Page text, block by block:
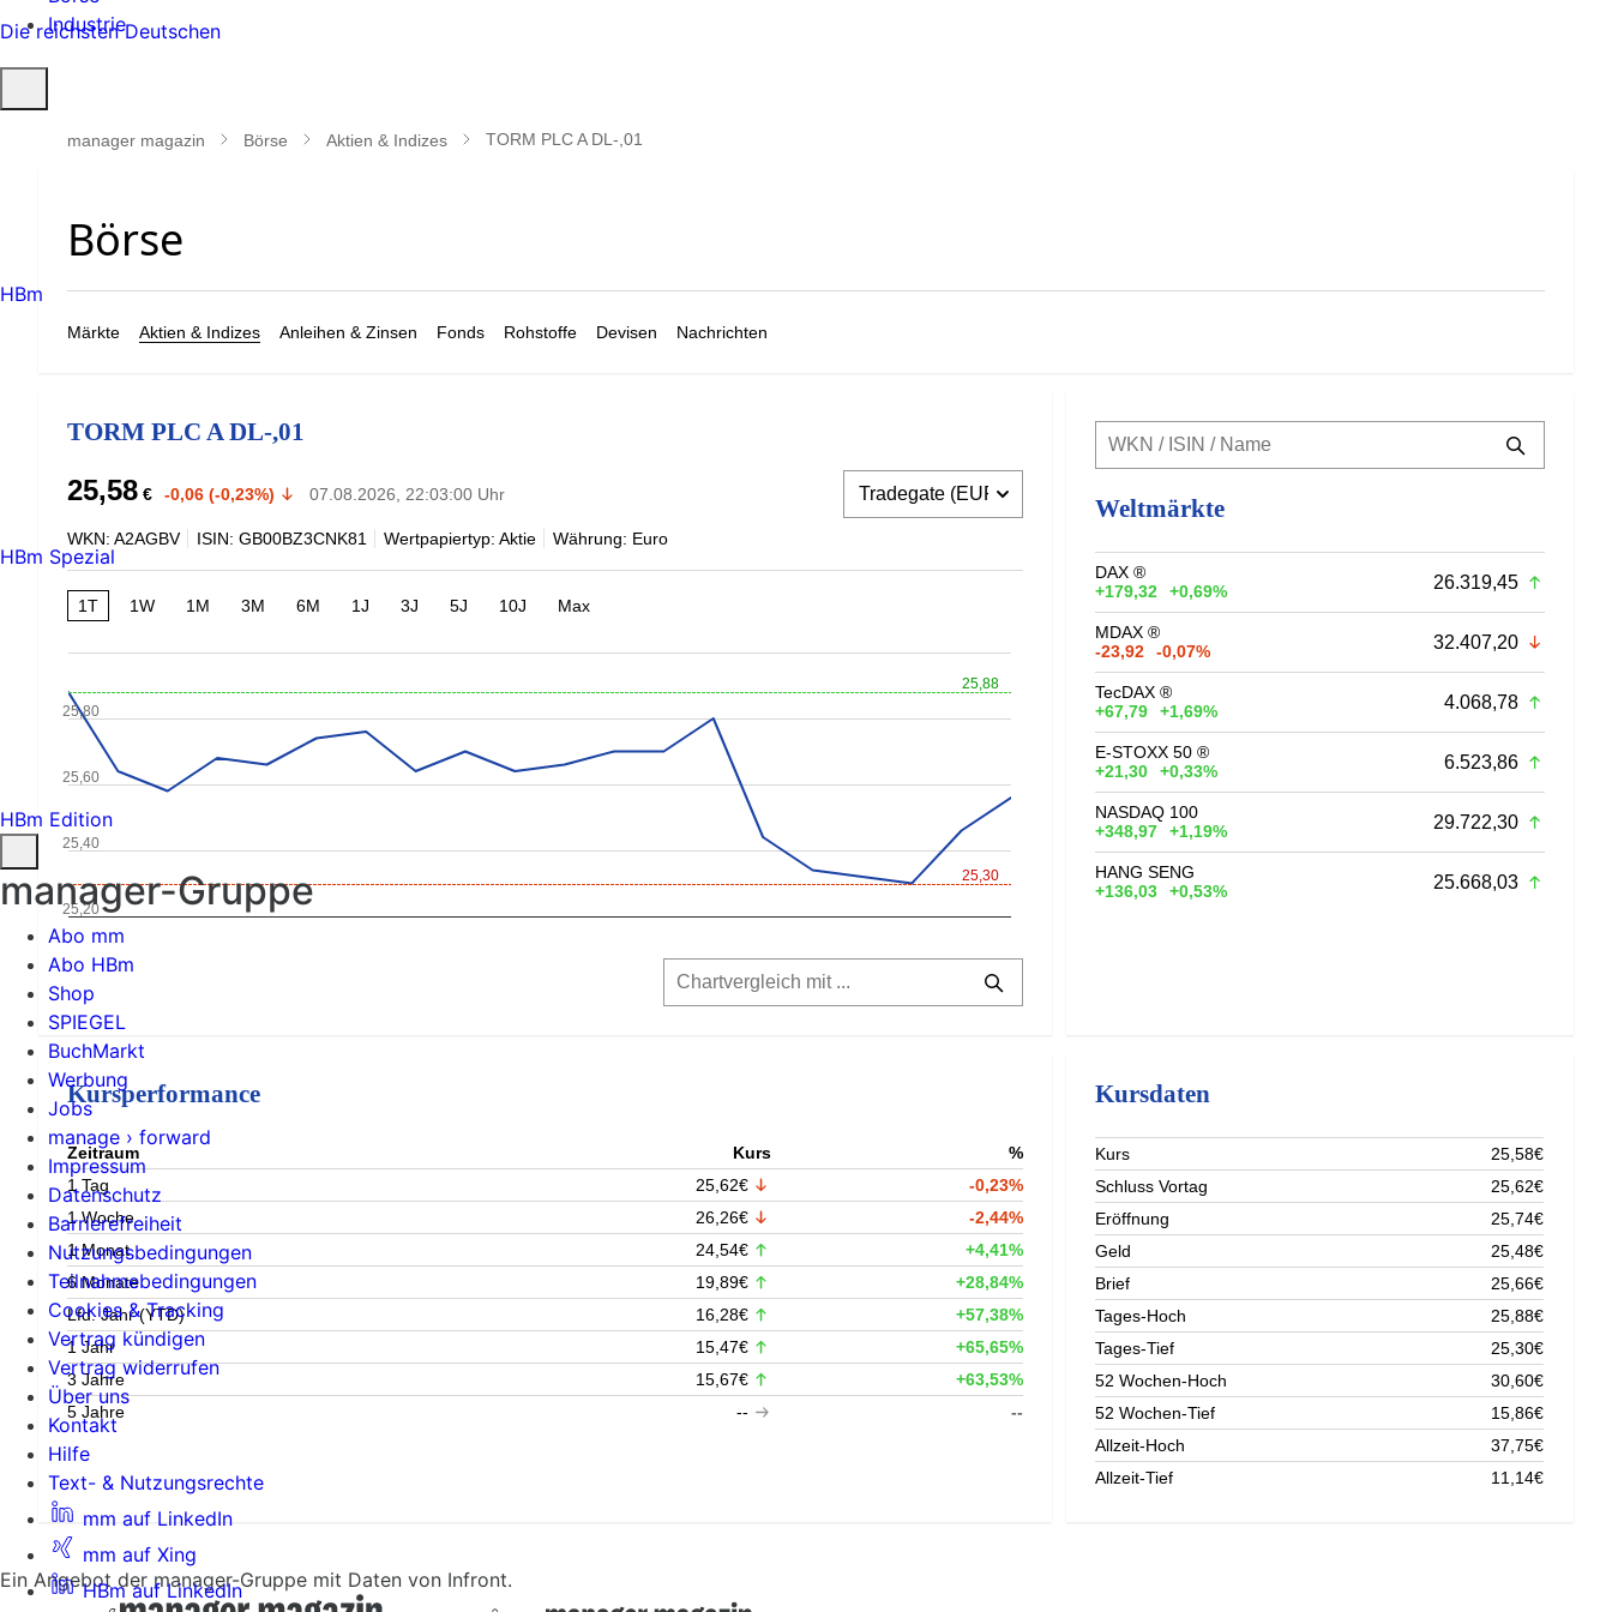
Industrie
öffnen
manager magazin Börse Aktien & Indizes TORM PLC A DL-,01
Märkte Aktien & Indizes Anleihen & Zinsen Fonds Rohstoffe Devisen Nachrichten
TORM PLC A DL-,01
25,58 € -0,06 (-0,23%) 07.08.2026, 22:03:00 Uhr
WKN: A2AGBV ISIN: GB00BZ3CNK81 Wertpapiertyp: Aktie Währung: Euro
1T 1W 1M 3M 6M 1J 3J 5J 10J Max
25,88
25,30
25,20
25,40
25,60
25,80
Weltmärkte
DAX ®
+179,32
+0,69% 26.319,45
MDAX ®
-23,92
-0,07% 32.407,20
TecDAX ®
+67,79
+1,69% 4.068,78
E-STOXX 50 ®
+21,30
+0,33% 6.523,86
NASDAQ 100
+348,97
+1,19% 29.722,30
HANG SENG
+136,03
+0,53% 25.668,03
Kursperformance
Zeitraum Kurs
%
1 Tag
25,62€
-0,23%
1 Woche
26,26€
-2,44%
1 Monat
24,54€
+4,41%
6 Monate
19,89€
+28,84%
Lfd. Jahr (YTD)
16,28€
+57,38%
1 Jahr
15,47€
+65,65%
3 Jahre
15,67€
+63,53%
5 Jahre
-- --
Kursdaten
Kurs
25,58€
Schluss Vortag
25,62€
Eröffnung
25,74€
Geld
25,48€
Brief
25,66€
Tages-Hoch
25,88€
Tages-Tief
25,30€
52 Wochen-Hoch
30,60€
52 Wochen-Tief
15,86€
Allzeit-Hoch
37,75€
Allzeit-Tief
11,14€
Ein Angebot der manager-Gruppe mit Daten von Infront.
Die reichsten Deutschen
HBm
HBm Spezial
HBm Edition
manager-Gruppe
Abo mm
Abo HBm
Shop
SPIEGEL
BuchMarkt
Werbung
Jobs
manage › forward
Impressum
Datenschutz
Barrierefreiheit
Nutzungsbedingungen
Teilnahmebedingungen
Cookies & Tracking
Vertrag kündigen
Vertrag widerrufen
Über uns
Kontakt
Hilfe
Text- & Nutzungsrechte
mm auf LinkedIn
mm auf Xing
HBm auf LinkedIn